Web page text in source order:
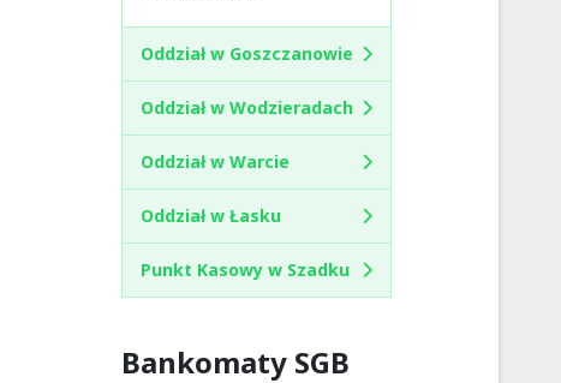
Oddział w Goszczanowie
Oddział w Wodzieradach
Oddział w Warcie
Oddział w Łasku
Punkt Kasowy w Szadku
Bankomaty SGB